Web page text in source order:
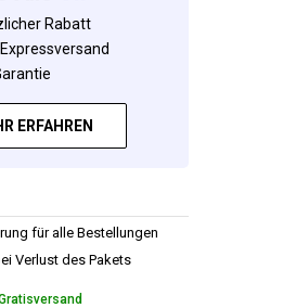
Rabatt
ERFAHREN
für alle Bestellungen
Verlust des Pakets